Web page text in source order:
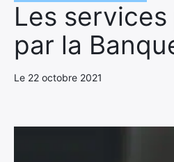
Les
par la
Le 22 octobre 2021
Finance
Offshore
Service